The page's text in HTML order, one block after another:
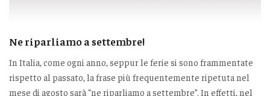
Ne riparliamo a settembre!
In Italia, come ogni anno, seppur le ferie si sono frammentate
rispetto al passato, la frase più frequentemente ripetuta nel
mese di agosto sarà “ne riparliamo a settembre”. In effetti, nel